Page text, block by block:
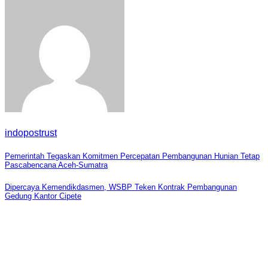
indopostrust
Navigasi
Pemerintah Tegaskan Komitmen Percepatan Pembangunan Hunian Tetap
Pascabencana Aceh-Sumatra
Dipercaya Kemendikdasmen, WSBP Teken Kontrak Pembangunan
Gedung Kantor Cipete